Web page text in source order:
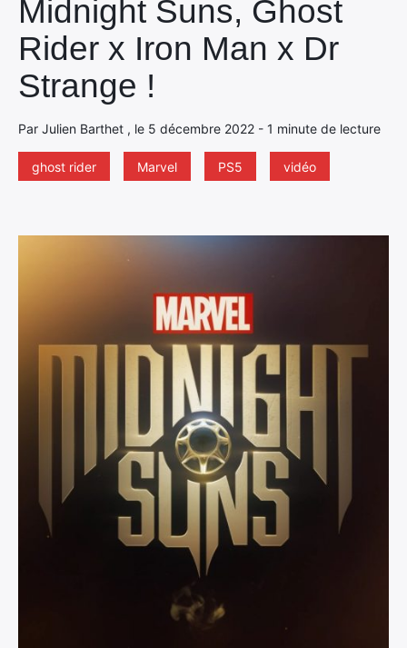
Midnight Suns, Ghost
Rider x Iron Man x Dr
Strange !
Par Julien Barthet , le 5 décembre 2022 - 1 minute de lecture
ghost rider Marvel PS5 vidéo